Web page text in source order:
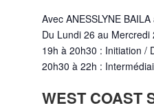
Avec ANESSLYNE
Du Lundi 26 au Mercredi
19h à 20h30 : Initiation /
20h30 à 22h :
WEST COAST